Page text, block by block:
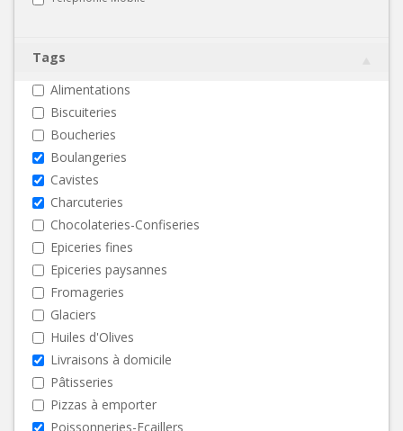
Tags
Alimentations
Biscuiteries
Boucheries
Boulangeries
Cavistes
Charcuteries
Chocolateries-Confiseries
Epiceries fines
Epiceries paysannes
Fromageries
Glaciers
Huiles d'Olives
Livraisons à domicile
Pâtisseries
Pizzas à emporter
Poissonneries-Ecaillers